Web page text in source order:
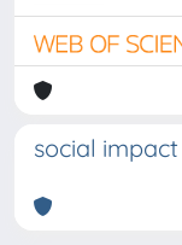
social impact